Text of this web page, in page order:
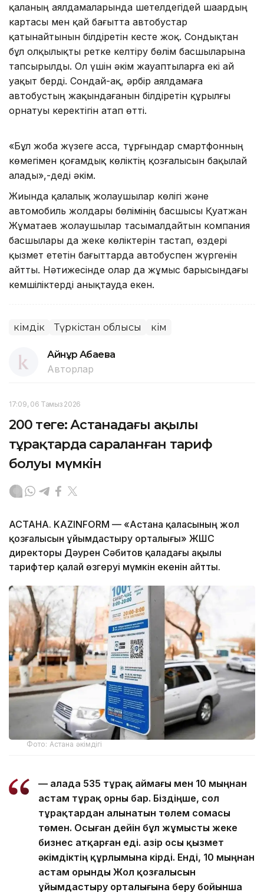
қаланың аялдамаларында шетелдегідей шаһардың
картасы мен қай бағытта автобустар
қатынайтынын білдіретін кесте жоқ. Сондықтан
бұл олқылықты ретке келтіру бөлім басшыларына
тапсырылды. Ол үшін әкім жауаптыларға екі ай
уақыт берді. Сондай-ақ, әрбір аялдамаға
автобустың жақындағанын білдіретін құрылғы
орнатуы керектігін атап өтті.
«Бұл жоба жүзеге асса, тұрғындар смартфонның
көмегімен қоғамдық көліктің қозғалысын бақылай
алады»,-деді әкім.
Жиында қалалық жолаушылар көлігі және
автомобиль жолдары бөлімінің басшысы Қуатжан
Жұматаев жолаушылар тасымалдайтын компания
басшылары да жеке көліктерін тастап, өздері
қызмет ететін бағыттарда автобуспен жүргенін
айтты. Нәтижесінде олар да жұмыс барысындағы
кемшіліктерді анықтауда екен.
Әкімдік Түркістан облысы Әкім
Айнұр Ақбаева
Авторлар
17:09, 06 Тамыз 2026
200 теңге: Астанадағы ақылы
тұрақтарда сараланған тариф
болуы мүмкін
АСТАНА. KAZINFORM — «Астана қаласының жол
қозғалысын ұйымдастыру орталығы» ЖШС
директоры Дәурен Сәбитов қаладағы ақылы
тарифтер қалай өзгеруі мүмкін екенін айтты.
Фото: Астана әкімдігі
— Қалада 535 тұрақ аймағы мен 10 мыңнан
астам тұрақ орны бар. Біздіңше, сол
тұрақтардан алынатын төлем сомасы
төмен. Осыған дейін бұл жұмысты жеке
бизнес атқарған еді. Қазір осы қызмет
әкімдіктің құрлымына кірді. Енді, 10 мыңнан
астам орынды Жол қозғалысын
ұйымдастыру орталығына беру бойынша